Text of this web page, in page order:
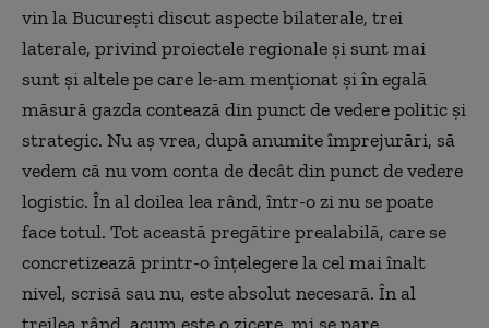
vin la București discut aspecte bilaterale, trei
laterale, privind proiectele regionale și sunt mai
sunt și altele pe care le-am menționat și în egală
măsură gazda contează din punct de vedere politic și
strategic. Nu aș vrea, după anumite împrejurări, să
vedem că nu vom conta de decât din punct de vedere
logistic. În al doilea lea rând, într-o zi nu se poate
face totul. Tot această pregătire prealabilă, care se
concretizează printr-o înțelegere la cel mai înalt
nivel, scrisă sau nu, este absolut necesară. În al
treilea rând, acum este o zicere, mi se pare